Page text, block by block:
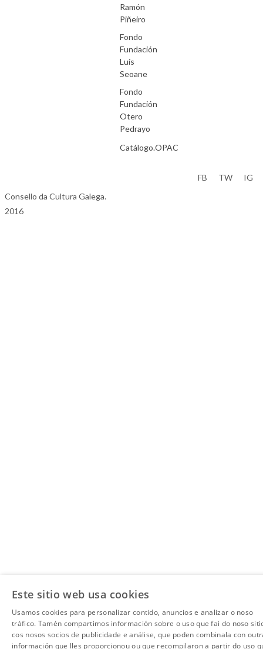
Ramón
Piñeiro
Fondo
Fundación
Luís
Seoane
Fondo
Fundación
Otero
Pedrayo
Catálogo.OPAC
Consello da Cultura Galega.
2016
FB TW IG
Este sitio web usa cookies
Usamos cookies para personalizar contido, anuncios e analizar o noso
tráfico. Tamén compartimos información sobre o uso que fai do noso
cos nosos socios de publicidade e análise, que poden combinala con
información que lles proporcionou ou que recompilaron a partir do uso